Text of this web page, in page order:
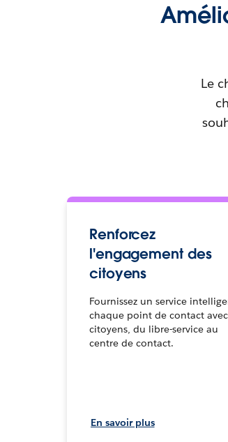
Le
Renforcez
l'engagement des
citoyens
Fournissez un service
chaque point de contact
citoyens, du libre-service au
centre de contact.
En savoir plus